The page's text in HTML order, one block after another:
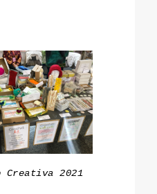
Creativa 2021